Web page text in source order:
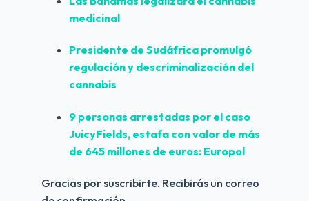
medicinal
Presidente de Sudáfrica promulgó
regulación y descriminalización del
cannabis
9 personas arrestadas por el caso
JuicyFields, estafa con valor de más
de 645 millones de euros: Europol
Gracias por suscribirte. Recibirás un correo